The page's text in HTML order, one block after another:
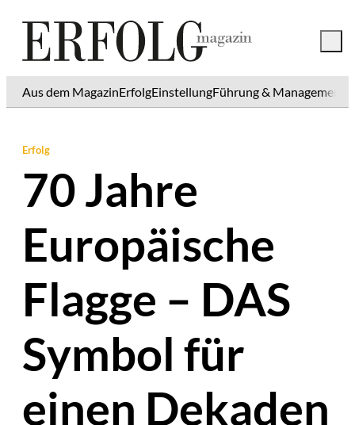
Aus dem MagazinErfolgEinstellungFührung & Management
Erfolg
70 Jahre
Europäische
Flagge – DAS
Symbol für
einen Dekaden